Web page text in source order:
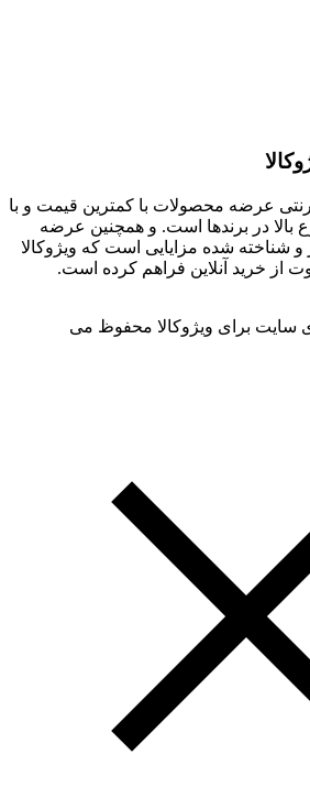
عرضه محصولات با کمترین قیمت و با
بالا در برندها است. و همچنین عرضه
شناخته شده مزایایی است که ویژوکالا
از خرید آنلاین فراهم کرده است.
سایت برای ویژوکالا محفوظ می